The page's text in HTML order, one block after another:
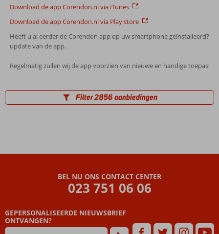
Download de app Corendon.nl via iTunes
Download de app Corendon.nl via Play store
Heeft u al eerder de Corendon app op uw smartphone geïnstalleerd?
update van de app.
Regelmatig zullen wij de app voorzien van nieuwe en handige
Filter 2856 aanbiedingen
BEL NU ONS CONTACT CENTER
023 751 06 06
GEPERSONALISEERDE NIEUWSBRIEF
ONTVANGEN?